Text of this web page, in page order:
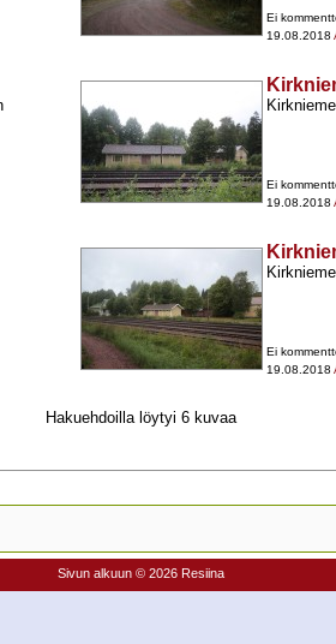
Ei
19.08.2018
Ei
19.08.2018
Ei
19.08.2018
Hakuehdoilla löytyi 6 kuvaa
Sivun alkuun © 2026 Resiina